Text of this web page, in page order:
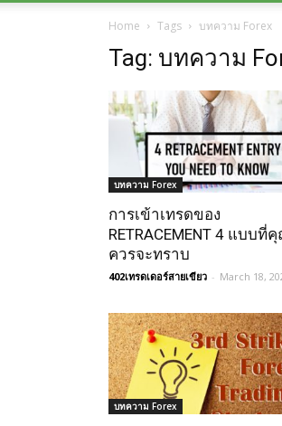
Home Tags บทความ Forex
Tag: บทความ
บทความ Forex
การเข้าเทรดของ
RETRACEMENT 4 แบบที่
ควรจะทราบ
402เทรดเดอร์สายเขียว - March 18,
บทความ Forex